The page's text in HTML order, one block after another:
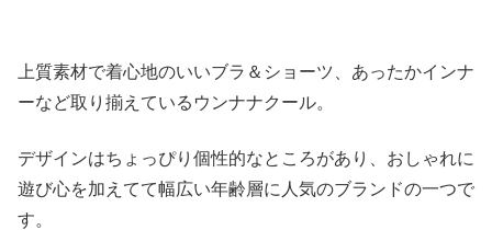
上質素材で着心地のいいブラ＆ショーツ、あったかインナ
ーなど取り揃えているウンナナクール。
デザインはちょっぴり個性的なところがあり、おしゃれに
遊び心を加えてて幅広い年齢層に人気のブランドの一つで
す。